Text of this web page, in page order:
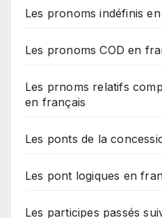
Les pronoms indéfinis
Les pronoms COD en
Les prnoms relatifs
en français
Les ponts de la
Les pont logiques en
Les participes passés